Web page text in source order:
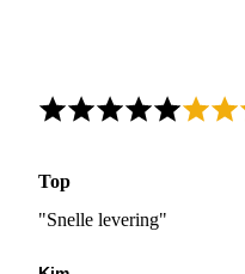
Top
"Snelle levering"